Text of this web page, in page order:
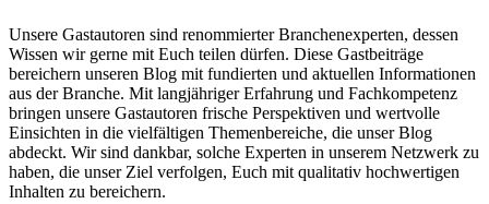
Unsere Gastautoren sind renommierter Branchenexperten, dessen
Wissen wir gerne mit Euch teilen dürfen. Diese Gastbeiträge
bereichern unseren Blog mit fundierten und aktuellen Informationen
aus der Branche. Mit langjähriger Erfahrung und Fachkompetenz
bringen unsere Gastautoren frische Perspektiven und wertvolle
Einsichten in die vielfältigen Themenbereiche, die unser Blog
abdeckt. Wir sind dankbar, solche Experten in unserem Netzwerk zu
haben, die unser Ziel verfolgen, Euch mit qualitativ hochwertigen
Inhalten zu bereichern.